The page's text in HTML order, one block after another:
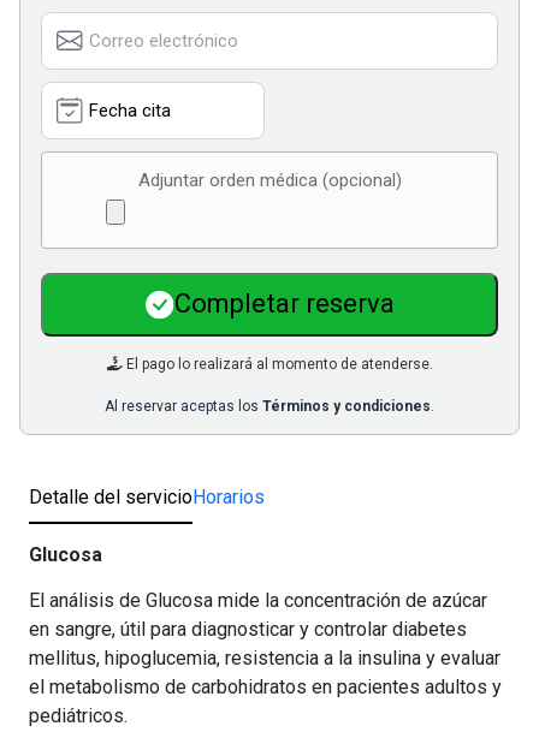
Adjuntar orden médica (opcional)
Completar reserva
El pago lo realizará al momento de atenderse.
Al reservar aceptas los Términos y condiciones
Detalle del servicioHorarios
Glucosa
El análisis de Glucosa mide la concentración de azúcar
en sangre, útil para diagnosticar y controlar diabetes
mellitus, hipoglucemia, resistencia a la insulina y evaluar
el metabolismo de carbohidratos en pacientes adultos y
pediátricos.